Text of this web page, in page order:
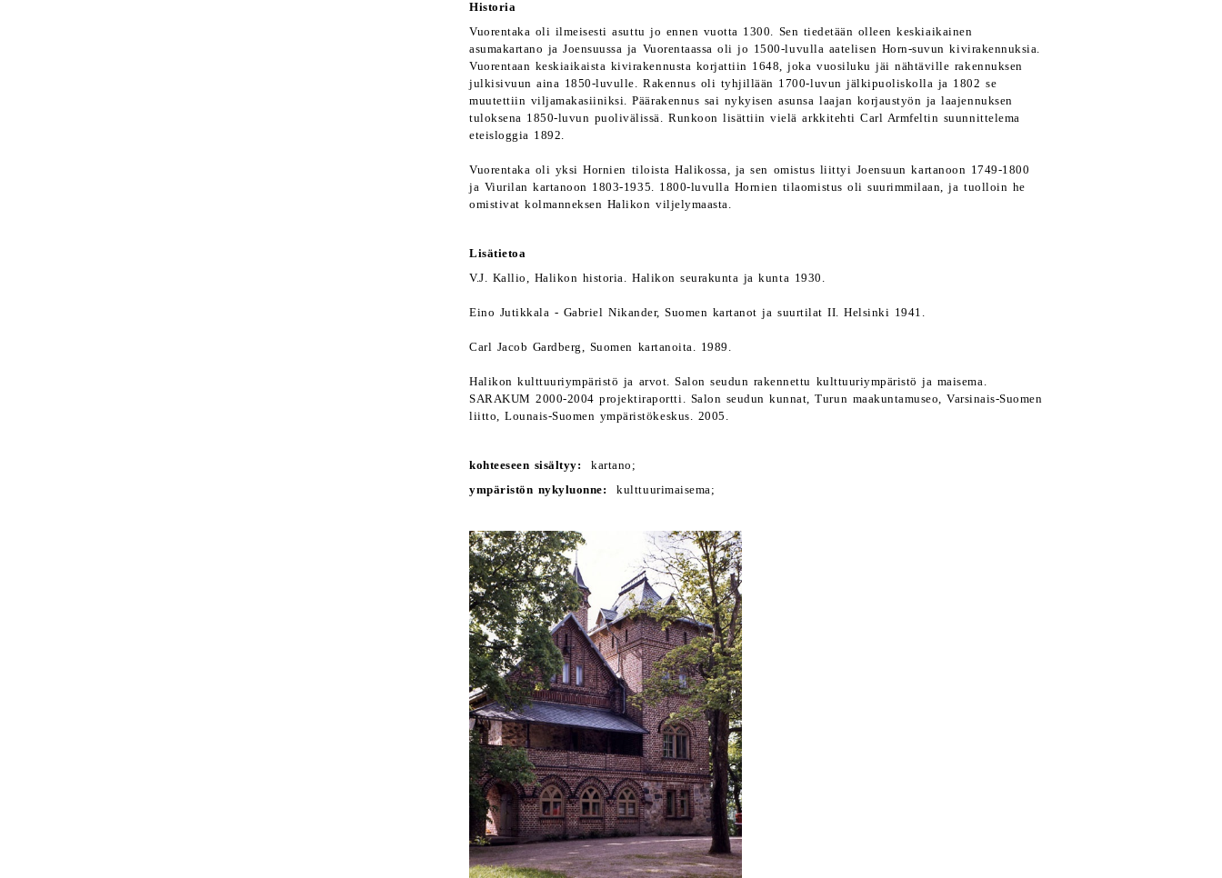
Historia
Vuorentaka oli ilmeisesti asuttu jo ennen vuotta 1300. Sen tiedetään olleen keskiaikainen
asumakartano ja Joensuussa ja Vuorentaassa oli jo 1500-luvulla aatelisen Horn-suvun kivirakennuksia.
Vuorentaan keskiaikaista kivirakennusta korjattiin 1648, joka vuosiluku jäi nähtäville rakennuksen
julkisivuun aina 1850-luvulle. Rakennus oli tyhjillään 1700-luvun jälkipuoliskolla ja 1802 se
muutettiin viljamakasiiniksi. Päärakennus sai nykyisen asunsa laajan korjaustyön ja laajennuksen
tuloksena 1850-luvun puolivälissä. Runkoon lisättiin vielä arkkitehti Carl Armfeltin suunnittelema
eteisloggia 1892.
Vuorentaka oli yksi Hornien tiloista Halikossa, ja sen omistus liittyi Joensuun kartanoon 1749-1800
ja Viurilan kartanoon 1803-1935. 1800-luvulla Hornien tilaomistus oli suurimmilaan, ja tuolloin he
omistivat kolmanneksen Halikon viljelymaasta.
Lisätietoa
V.J. Kallio, Halikon historia. Halikon seurakunta ja kunta 1930.
Eino Jutikkala - Gabriel Nikander, Suomen kartanot ja suurtilat II. Helsinki 1941.
Carl Jacob Gardberg, Suomen kartanoita. 1989.
Halikon kulttuuriympäristö ja arvot. Salon seudun rakennettu kulttuuriympäristö ja maisema.
SARAKUM 2000-2004 projektiraportti. Salon seudun kunnat, Turun maakuntamuseo, Varsinais-Suomen
liitto, Lounais-Suomen ympäristökeskus. 2005.
kohteeseen sisältyy: kartano;
ympäristön nykyluonne: kulttuurimaisema;